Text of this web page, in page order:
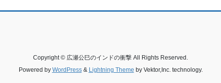
Copyright © 広瀬公巳のインドの衝撃 All Rights Reserved.
Powered by WordPress& Lightning Theme by Vektor,Inc. technology.